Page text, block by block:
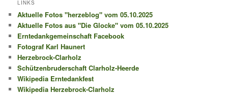
LINKS
Aktuelle Fotos "herzeblog" vom 05.10.2025
Aktuelle Fotos aus "Die Glocke" vom 05.10.2025
Erntedankgemeinschaft Facebook
Fotograf Karl Haunert
Herzebrock-Clarholz
Schützenbruderschaft Clarholz-Heerde
Wikipedia Erntedankfest
Wikipedia Herzebrock-Clarholz